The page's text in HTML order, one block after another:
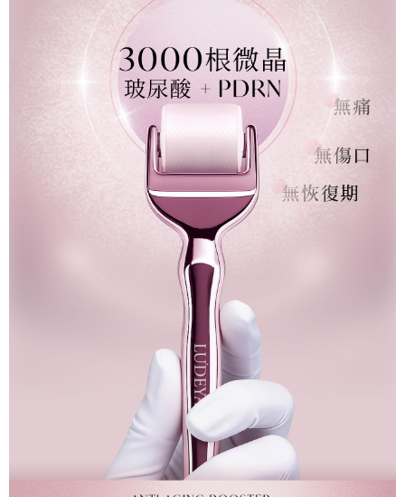
1. Jumlah yang diperakui untuk pengguna kali pertama boleh sehingga
NT$10,000. Amaun diperakui sebenar yang diluluskan akan berdasarkan
keputusan pensijilan dan semakan oleh AFTEE.
2. Amaun perbelanjaan minimum mestilah lebih besar daripada NT$20.
3. Pada masa ini hanya tersedia untuk ahli Taiwan.
Ketiga, Syarat Perkhidmatan
Perkhidmatan AFTEE Beli Sekarang Bayar Kemudian disediakan oleh NP
Taiwan, Inc. dan AFTEE akan membuat bil kepada pengguna. AFTEE
akan menggunakan data peribadi yang dikumpul (termasuk nama
pembeli, no. telefon, nama penerima, no. telefon, alamat penerima) untuk
penggunaan perkhidmatan. Sila rujuk kepada "Penyata Pengumpulan
Data Peribadi, Pemprosesan, Penggunaan"
(https://aftee.tw/privacypolicy/) untuk maklumat lanjut.
Jumlah yang diperakui untuk pengguna kali pertama yang lulus
kelulusan boleh sehingga NT$10,000. Jika pengguna tidak membuat
pembayaran dalam tempoh tersebut, yuran pembayaran lewat sebanyak
20% setahun akan dikenakan. Pengguna bawah umur dikehendaki
mendapatkan kebenaran daripada ibu bapa atau penjaga yang sah
Sila hubungi NP Taiwan Inc. di cs_tw@netprotections.co.jp
mempunyai sebarang kebimbangan mengenai pemprosesan dan
penggunaan pada data peribadi. Jika anda tidak bersetuju dengan data
peribadi yang disenaraikan seperti di atas akan dikumpul dan digunakan
oleh AFTEE, sila jangan gunakan perkhidmatan ini.
NT$100/pesanan | Penghantaran percuma untuk pesanan
NT$600 atau lebih
NT$100/pesanan | Penghantaran percuma untuk pesanan
NT$600 atau lebih
NT$150/pesanan | Penghantaran percuma untuk pesanan